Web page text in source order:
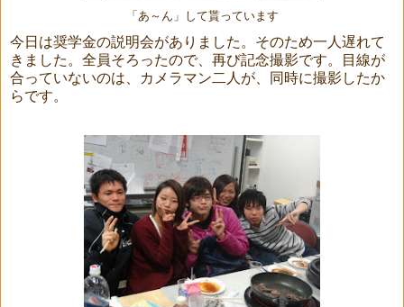
「あ～ん」して貰っています
今日は奨学金の説明会がありました。そのため一人遅れて
きました。全員そろったので、再び記念撮影です。目線が
合っていないのは、カメラマン二人が、同時に撮影したか
らです。